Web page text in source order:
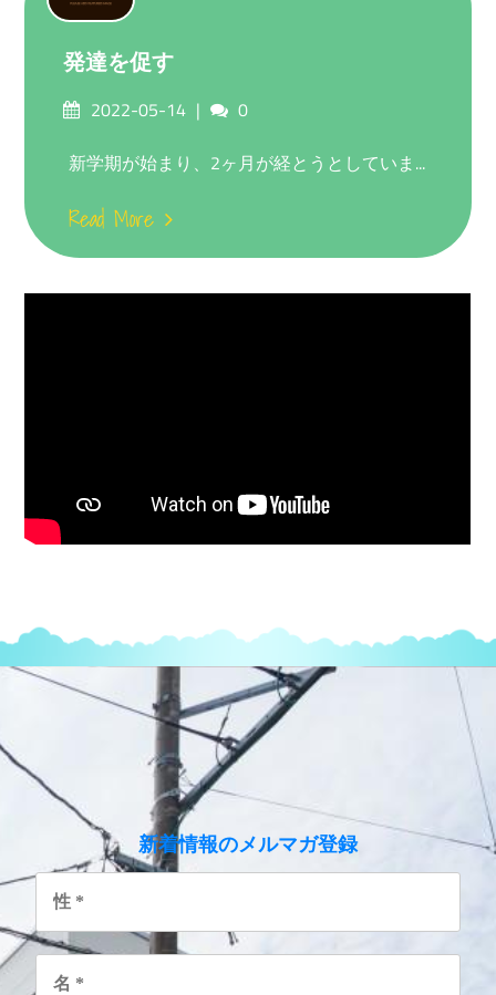
発達を促す
Posted2022-05-14 Comments
0
新学期が始まり、2ヶ月が経とうとしていま...
Read More
新着情報のメルマガ登録
性
名